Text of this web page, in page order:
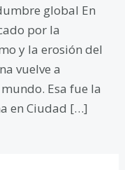
global En
por la
y la erosión del
vuelve a
Esa fue la
en Ciudad […]